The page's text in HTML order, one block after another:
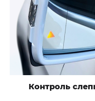
Контроль